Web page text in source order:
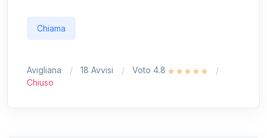
Chiama
Avigliana 18 Avvisi
Voto 4.8
Chiuso